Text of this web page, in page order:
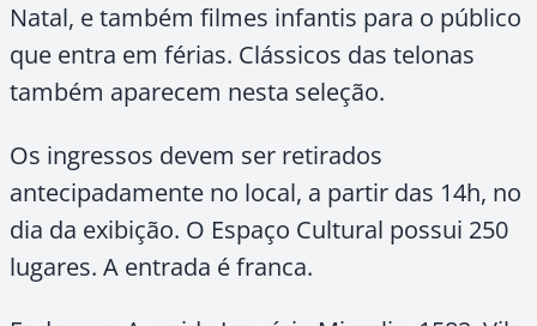
Natal, e também filmes infantis para o público
que entra em férias. Clássicos das telonas
também aparecem nesta seleção.
Os ingressos devem ser retirados
antecipadamente no local, a partir das 14h, no
dia da exibição. O Espaço Cultural possui 250
lugares. A entrada é franca.